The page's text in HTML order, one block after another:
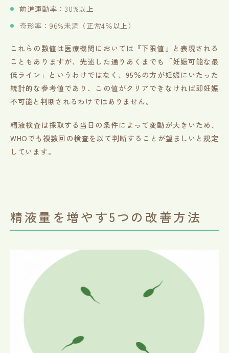
前進運動率：30%以上
奇形率：96%未満（正常4％以上）
これらの数値は医療機関においては『下限値』と表現される
こともありますが、先述した通りあくまでも「妊娠可能な最
低ライン」というわけではなく、95％の方が妊娠にいたった
統計的な参考値であり、この値がクリアできなければ即妊娠
不可能と判断されるわけではありません。
精液検査は採取する当日の条件によって変動が大きいため、
WHOでも複数回の検査を以て判断することが望ましいと規定
しています。
精液量を増やす5つの改善方法